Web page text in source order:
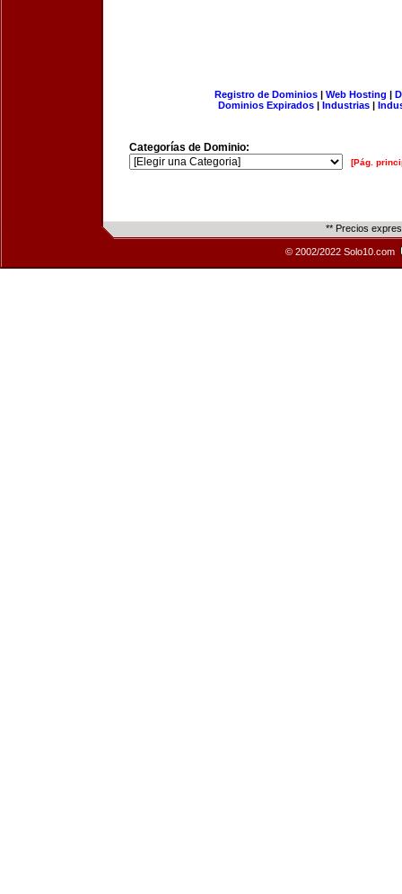
Registro de Dominios| Web Hosting |
Dominios Expirados | Industrias |
Categorías de Dominio:
[Pág.
** Precios
© 2002/2022 Solo10.com